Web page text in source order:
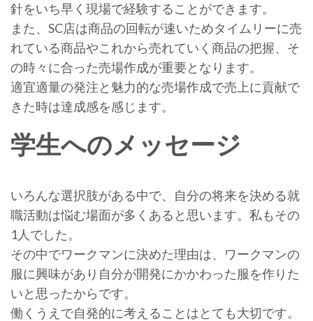
針をいち早く現場で経験することができます。
また、SC店は商品の回転が速いためタイムリーに売
れている商品やこれから売れていく商品の把握、そ
の時々に合った売場作成が重要となります。
適宜適量の発注と魅力的な売場作成で売上に貢献で
きた時は達成感を感じます。
学生へのメッセージ
いろんな選択肢がある中で、自分の将来を決める就
職活動は悩む場面が多くあると思います。私もその
1人でした。
その中でワークマンに決めた理由は、ワークマンの
服に興味があり自分が開発にかかわった服を作りた
いと思ったからです。
働くうえで自発的に考えることはとても大切です。